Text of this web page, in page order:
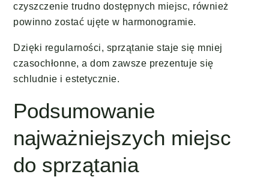
czyszczenie trudno dostępnych miejsc, również
powinno zostać ujęte w harmonogramie.
Dzięki regularności, sprzątanie staje się mniej
czasochłonne, a dom zawsze prezentuje się
schludnie i estetycznie.
Podsumowanie
najważniejszych miejsc
do sprzątania